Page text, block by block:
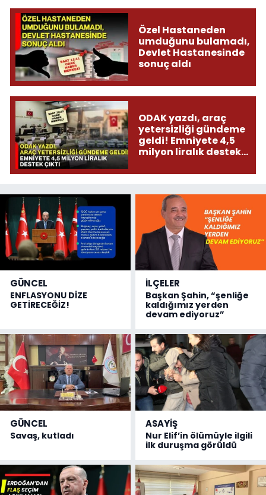
Özel Hastaneden
umduğunu bulamadı,
Devlet Hastanesinde
sonuç aldı
ODAK yazdı, araç
yetersizliği gündeme
geldi! Emniyete 4,5
milyon liralık destek
GÜNCEL
ENFLASYONU DİZE
GETİRECEĞİZ!
İLÇELER
Başkan Şahin, “şenliğe
kaldığımız yerden
devam ediyoruz”
GÜNCEL
Savaş, kutladı
ASAYİŞ
Nur Elif’in ölümüyle ilgili
ilk duruşma görüldü